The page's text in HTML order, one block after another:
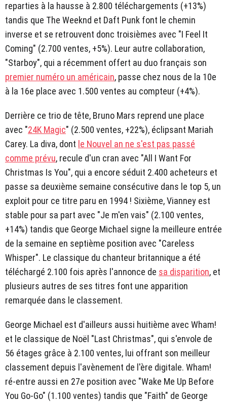
reparties à la hausse à 2.800 téléchargements (+13%)
tandis que The Weeknd et Daft Punk font le chemin
inverse et se retrouvent donc troisièmes avec "I Feel It
Coming" (2.700 ventes, +5%). Leur autre collaboration,
"Starboy", qui a récemment offert au duo français son
premier numéro un américain, passe chez nous de la 10e
à la 16e place avec 1.500 ventes au compteur (+4%).
Derrière ce trio de tête, Bruno Mars reprend une place
avec "24K Magic" (2.500 ventes, +22%), éclipsant Mariah
Carey. La diva, dont le Nouvel an ne s'est pas passé
comme prévu, recule d'un cran avec "All I Want For
Christmas Is You", qui a encore séduit 2.400 acheteurs et
passe sa deuxième semaine consécutive dans le top 5, un
exploit pour ce titre paru en 1994 ! Sixième, Vianney est
stable pour sa part avec "Je m'en vais" (2.100 ventes,
+14%) tandis que George Michael signe la meilleure entrée
de la semaine en septième position avec "Careless
Whisper". Le classique du chanteur britannique a été
téléchargé 2.100 fois après l'annonce de sa disparition, et
plusieurs autres de ses titres font une apparition
remarquée dans le classement.
George Michael est d'ailleurs aussi huitième avec Wham!
et le classique de Noël "Last Christmas", qui s'envole de
56 étages grâce à 2.100 ventes, lui offrant son meilleur
classement depuis l'avènement de l'ère digitale. Wham!
ré-entre aussi en 27e position avec "Wake Me Up Before
You Go-Go" (1.100 ventes) tandis que "Faith" de George